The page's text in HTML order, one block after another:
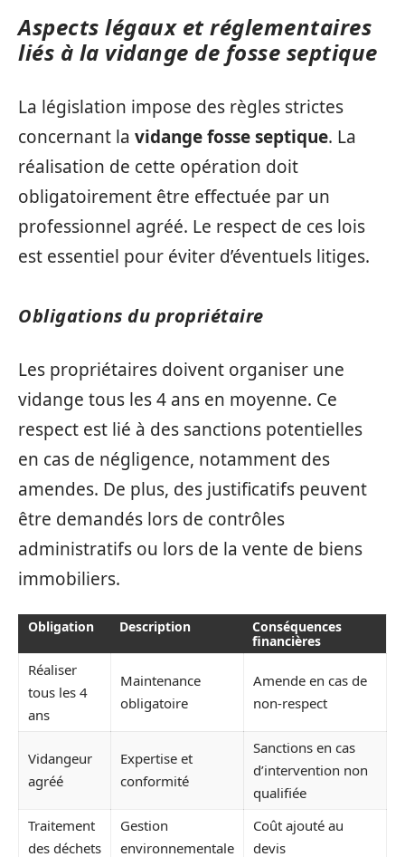
Aspects légaux et réglementaires
liés à la vidange de fosse septique
La législation impose des règles strictes
concernant la vidange fosse septique. La
réalisation de cette opération doit
obligatoirement être effectuée par un
professionnel agréé. Le respect de ces lois
est essentiel pour éviter d’éventuels litiges.
Obligations du propriétaire
Les propriétaires doivent organiser une
vidange tous les 4 ans en moyenne. Ce
respect est lié à des sanctions potentielles
en cas de négligence, notamment des
amendes. De plus, des justificatifs peuvent
être demandés lors de contrôles
administratifs ou lors de la vente de biens
immobiliers.
Obligation Description
Conséquences
financières
Réaliser
tous les 4
ans
Maintenance
obligatoire
Amende en cas de
non-respect
Vidangeur
agréé
Expertise et
conformité
Sanctions en cas
d’intervention non
qualifiée
Traitement
des déchets
Gestion
environnementale
Coût ajouté au
devis